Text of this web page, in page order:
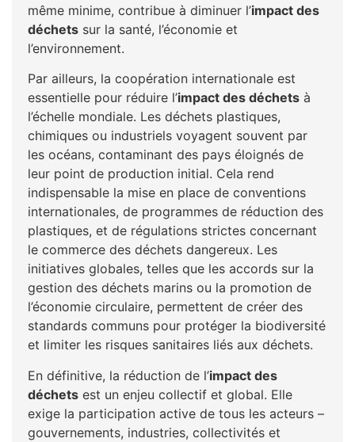
même minime, contribue à diminuer l’impact des
déchets sur la santé, l’économie et
l’environnement.
Par ailleurs, la coopération internationale est
essentielle pour réduire l’impact des déchets à
l’échelle mondiale. Les déchets plastiques,
chimiques ou industriels voyagent souvent par
les océans, contaminant des pays éloignés de
leur point de production initial. Cela rend
indispensable la mise en place de conventions
internationales, de programmes de réduction des
plastiques, et de régulations strictes concernant
le commerce des déchets dangereux. Les
initiatives globales, telles que les accords sur la
gestion des déchets marins ou la promotion de
l’économie circulaire, permettent de créer des
standards communs pour protéger la biodiversité
et limiter les risques sanitaires liés aux déchets.
En définitive, la réduction de l’impact des
déchets est un enjeu collectif et global. Elle
exige la participation active de tous les acteurs –
gouvernements, industries, collectivités et